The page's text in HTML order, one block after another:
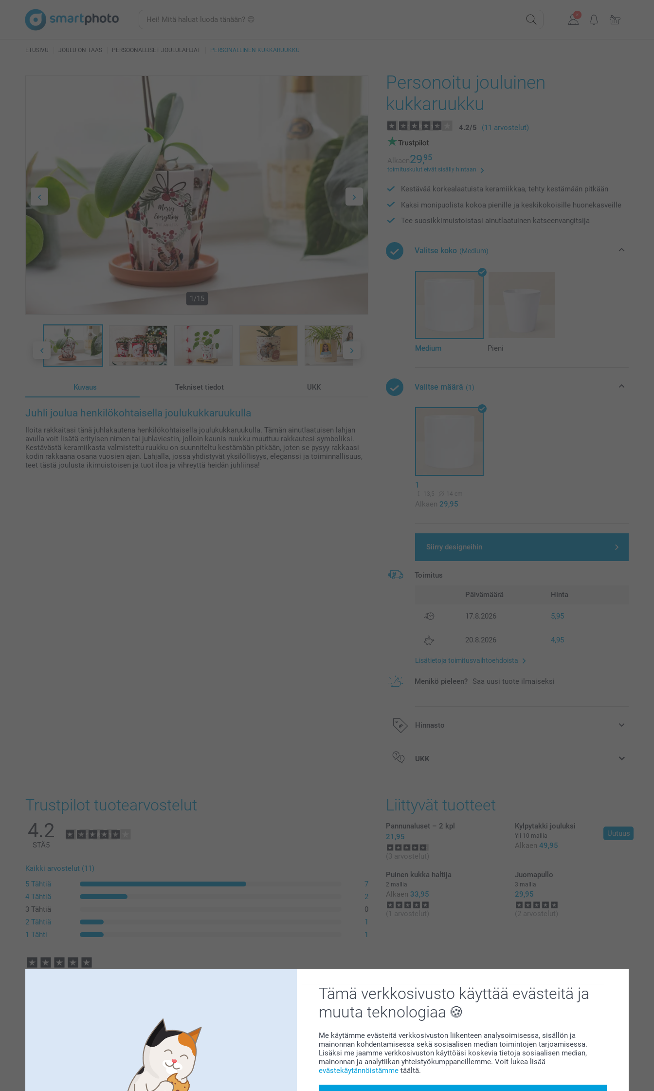
Tämä verkkosivusto käyttää evästeitä ja
muuta teknologiaa
Me käytämme evästeitä verkkosivuston liikenteen analysoimisessa, sisällön ja
mainonnan kohdentamisessa sekä sosiaalisen median toimintojen tarjoamisessa.
Lisäksi me jaamme verkkosivuston käyttöäsi koskevia tietoja sosiaalisen median,
mainonnan ja analytiikan yhteistyökumppaneillemme. Voit lukea lisää
evästekäytännöistämme täältä.
ETUSIVU JOULU ON TAAS PERSOONALLISET JOULULAHJAT PERSONALLINEN KUKKARUUKKU
1/15
Kuvaus Tekniset tiedot UKK
Juhli joulua henkilökohtaisella joulukukkaruukulla
Iloita rakkaitasi tänä juhlakautena henkilökohtaisella joulukukkaruukulla. Tämän ainutlaatuisen lahjan
avulla voit lisätä erityisen nimen tai juhlaviestin, jolloin kaunis ruukku muuttuu rakkautesi symboliksi.
Kestävästä keramiikasta valmistettu ruukku on suunniteltu kestämään pitkään, joten se pysyy rakkaasi
kodin rakkaana osana vuosien ajan. Lahjalla, jossa yhdistyvät yksilöllisyys, eleganssi ja toiminnallisuus,
teet tästä joulusta ikimuistoisen ja tuot iloa ja vihreyttä heidän juhliinsa!
Personoitu jouluinen
kukkaruukku
4.2/5 (11 arvostelut)
Alkaen29,95
toimituskulut eivät sisälly hintaan
Kestävää korkealaatuista keramiikkaa, tehty kestämään pitkään
Kaksi monipuolista kokoa pienille ja keskikokoisille huonekasveille
Tee suosikkimuistoistasi ainutlaatuinen katseenvangitsija
Valitse koko (Medium)
Medium Pieni
Valitse määrä (1)
1
13,5 14 cm
Alkaen 29,95
Siirry designeihin
Toimitus
Päivämäärä Hinta
17.8.2026 5,95
20.8.2026 4,95
Lisätietoja toimitusvaihtoehdoista
Menikö pieleen? Saa uusi tuote ilmaiseksi
Hinnasto
Kaikki hinnat ovat euroina, sisältävät arvonlisäveron ja eivät sisällä
UKK
Trustpilot tuotearvostelut
4.2
STÄ5
Kaikki arvostelut (11)
5 Tähtiä
7
4 Tähtiä
2
3 Tähtiä
0
2 Tähtiä
1
1 Tähti
1
Suuret kiitokset 5 tähdestä ja palautteesta, arvostamme sitä suuresti 😊 Kiva että pidät
kukkaruukusta, toivottavasti myös äitisi ilahtuu/ilahtui siitä!
Kukkaruukku oli söpö ja kuvan laatu hyvä.
Liittyvät tuotteet
Pannunaluset – 2 kpl
21,95
(3 arvostelut)
Uutuus
Kylpytakki jouluksi
Yli 10 mallia
Alkaen 49,95
Puinen kukka haltija
2 mallia
Alkaen 33,95
(1 arvostelut)
Juomapullo
3 mallia
29,95
(2 arvostelut)